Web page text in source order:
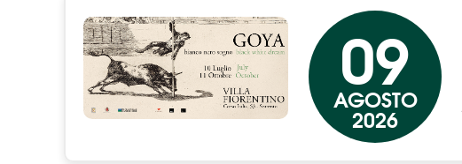
09
AGOSTO
2026